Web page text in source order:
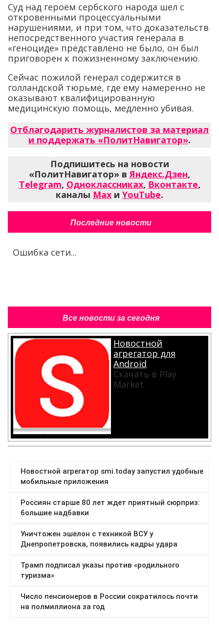
Суд над героем сербского народа шел с
откровенными процессуальными
нарушениями, и при том, что доказательств
непосредственного участия генерала в
«геноциде» представлено не было, он был
приговорен к пожизненному заключению.
Сейчас пожилой генерал содержится в
голландской тюрьме, где ему намеренно не
оказывают квалифицированную
медицинскую помощь, медленно убивая.
Отблагодарить журналистов за материал
и поддержать «ПолитНавигатор».
Подпишитесь на новости
«ПолитНавигатор» вЯндекс.Дзен,
Telegram, Одноклассниках, Вконтакте,
каналы Max и YouTube.
Последние новости
Ошибка сети...
Все новости за сегодня
Новостной
агрегатор для
Android
Скачать в Play
Market